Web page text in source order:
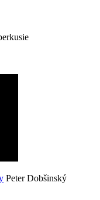
Peter Dobšinský